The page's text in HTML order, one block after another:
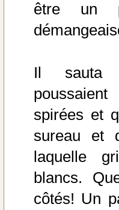
être un
Il sauta
spirées et
sureau et
laquelle
blancs.
côtés! Un